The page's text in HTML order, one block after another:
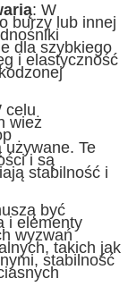
: W
burzy lub innej
dla szybkiego
i elastyczność
celu
wież
używane. Te
i są
stabilność i
być
i elementy
wyzwań
takich jak
stabilność